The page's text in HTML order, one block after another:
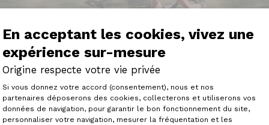
En acceptant les cookies, vivez une
expérience sur-mesure
Origine respecte votre vie privée
Plateforme de Gestion du
Si vous donnez votre accord (consentement), nous et nos
partenaires déposerons des cookies, collecterons et utiliserons vos
données de navigation, pour garantir le bon fonctionnement du site,
personnaliser votre navigation, mesurer la fréquentation et les
Axeptio consent
origine ha la sua storia
Vedere le testimonianze